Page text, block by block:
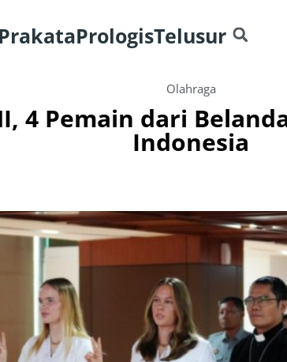
PrakataPrologisTelusur
Olahraga
4 Pemain dari
Indonesia